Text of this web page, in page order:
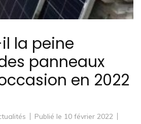
la peine
panneaux
en 2022
Publié le 10 février 2022